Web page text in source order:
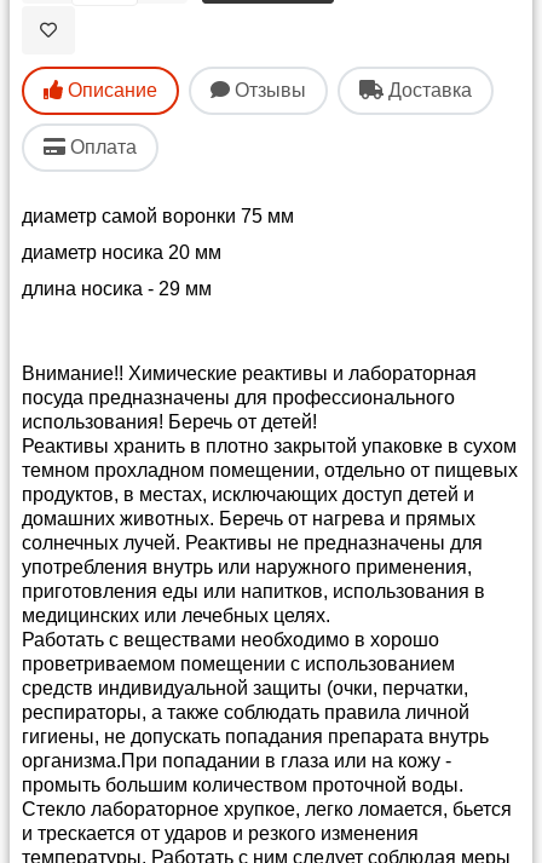
Описание Отзывы Доставка
Оплата
диаметр самой воронки 75 мм
диаметр носика 20 мм
длина носика - 29 мм
Внимание!! Химические реактивы и лабораторная
посуда предназначены для профессионального
использования! Беречь от детей!
Реактивы хранить в плотно закрытой упаковке в сухом
темном прохладном помещении, отдельно от пищевых
продуктов, в местах, исключающих доступ детей и
домашних животных. Беречь от нагрева и прямых
солнечных лучей. Реактивы не предназначены для
употребления внутрь или наружного применения,
приготовления еды или напитков, использования в
медицинских или лечебных целях.
Работать с веществами необходимо в хорошо
проветриваемом помещении с использованием
средств индивидуальной защиты (очки, перчатки,
респираторы, а также соблюдать правила личной
гигиены, не допускать попадания препарата внутрь
организма.При попадании в глаза или на кожу -
промыть большим количеством проточной воды.
Стекло лабораторное хрупкое, легко ломается, бьется
и трескается от ударов и резкого изменения
температуры. Работать с ним следует соблюдая меры